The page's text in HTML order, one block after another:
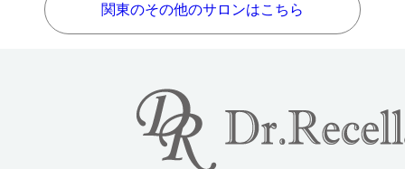
関東のその他のサロンはこちら